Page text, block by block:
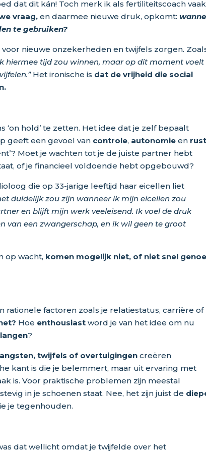
dat dit kán! Toch merk ik als fertiliteitscoach vaak
vraag, en daarmee nieuwe druk, opkomt:
te gebruiken?
nieuwe onzekerheden en twijfels zorgen.
hiermee tijd zou winnen, maar op dit moment voelt
Het ironische is dat de vrijheid die social
‘on hold’ te zetten. Het idee dat je zelf bepaalt
geeft een gevoel van controle, autonomie en
Moet je wachten tot je de juiste partner hebt
of je financieel voldoende hebt opgebouwd?
die op 33-jarige leeftijd haar eicellen liet
duidelijk zou zijn wanneer ik mijn eicellen zou
en blijft mijn werk veeleisend. Ik voel de druk
een zwangerschap, en ik wil geen te groot
op wacht, komen mogelijk niet, of niet snel
rationele factoren zoals je relatiestatus, carrière of
Hoe enthousiast word je van het idee om nu
?
angsten, twijfels of overtuigingen creëren
kant is die je belemmert, maar uit ervaring met
is. Voor praktische problemen zijn meestal
in je schoenen staat. Nee, het zijn juist de
je tegenhouden.
dat wellicht omdat je twijfelde over het